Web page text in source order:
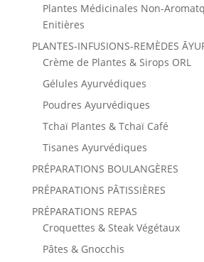
Plantes Médicinales Non-
Enitières
PLANTES-INFUSIONS-REMÈDES
Crème de Plantes & Sirops ORL
Gélules Ayurvédiques
Poudres Ayurvédiques
Tchaï Plantes & Tchaï Café
Tisanes Ayurvédiques
PRÉPARATIONS BOULANGÈRES
PRÉPARATIONS PÂTISSIÈRES
PRÉPARATIONS REPAS
Croquettes & Steak Végétaux
Pâtes & Gnocchis